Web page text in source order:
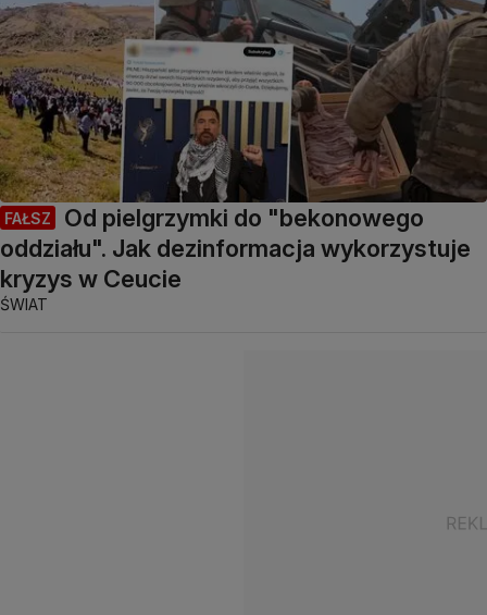
FAŁSZ
Od pielgrzymki do "bekonowego
oddziału". Jak dezinformacja wykorzystuje
kryzys w Ceucie
ŚWIAT